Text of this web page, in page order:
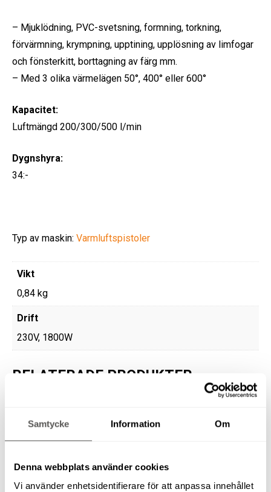
Samtycke Information Om
Denna webbplats använder cookies
Vi använder enhetsidentifierare för att anpassa innehållet
– Mjuklödning, PVC-svetsning, formning, torkning,
förvärmning, krympning, upptining, upplösning av limfogar
och fönsterkitt, borttagning av färg mm.
– Med 3 olika värmelägen 50°, 400° eller 600°
Kapacitet:
Luftmängd 200/300/500 l/min
Dygnshyra:
34:-
Typ av maskin: Varmluftspistoler
Vikt
0,84 kg
Drift
230V, 1800W
RELATERADE PRODUKTER
KAPSÅG/GERSÅG BOSCH 260 GCM 10 S